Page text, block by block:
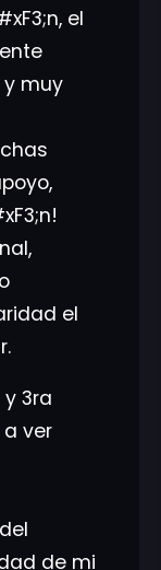
el
muy
el
3ra
a ver
de mi